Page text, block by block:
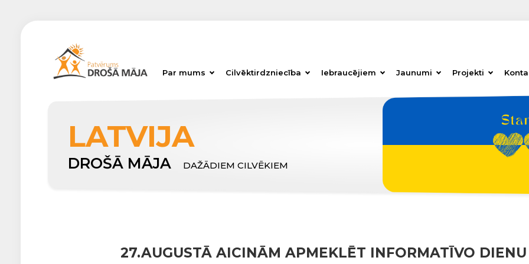
Par mums Cilvēktirdzniecība Iebraucējiem Jaunumi Projekti
LATVIJA
DROŠĀ MĀJA DAŽĀDIEM CILVĒKIEM
27.AUGUSTĀ AICINĀM APMEKLĒT INFORMATĪVO